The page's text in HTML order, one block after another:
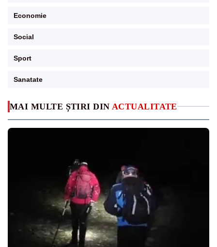
MAI MULTE ȘTIRI DIN ACTUALITATE
Economie
Social
Sport
Sanatate